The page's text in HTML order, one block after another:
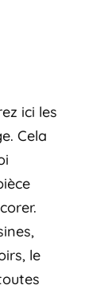
ici les
Cela
le